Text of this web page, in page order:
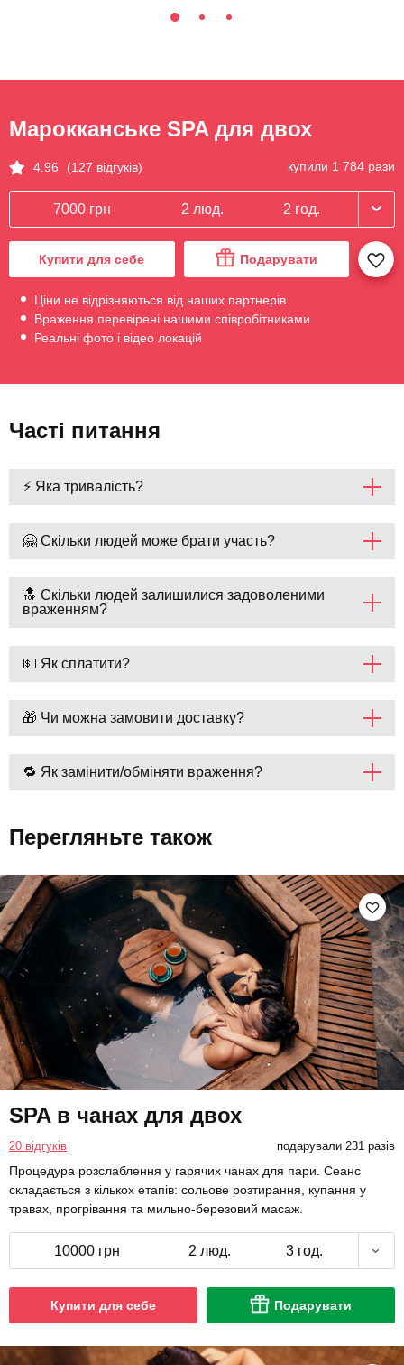
Марокканське SPA для двох
4.96 (127 відгуків) купили 1 784 рази
7000 грн 2 люд. 2 год.
Купити для себе Подарувати
Ціни не відрізняються від наших партнерів
Враження перевірені нашими співробітниками
Реальні фото і відео локацій
Часті питання
⚡ Яка тривалість?
🤗 Скільки людей може брати участь?
🔝 Скільки людей залишилися задоволеними
враженням?
💵 Як сплатити?
🎁 Чи можна замовити доставку?
🔁 Як замінити/обміняти враження?
Перегляньте також
SPA в чанах для двох
20 відгуків подарували 231 разів
Процедура розслаблення у гарячих чанах для пари. Сеанс
складається з кількох етапів: сольове розтирання, купання у
травах, прогрівання та мильно-березовий масаж.
10000 грн 2 люд. 3 год.
Купити для себе Подарувати